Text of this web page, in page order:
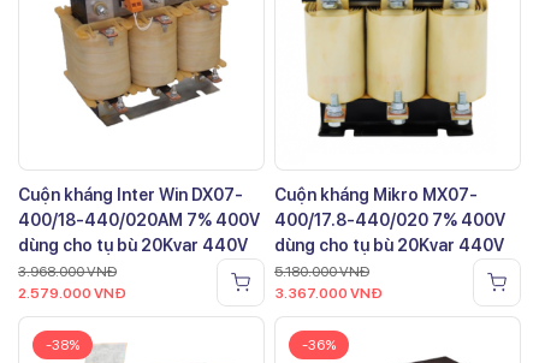
Cuộn kháng Inter Win DX07-
400/18-440/020AM 7% 400V
dùng cho tụ bù 20Kvar 440V
3.968.000VNĐ
2.579.000 VNĐ
Cuộn kháng Mikro MX07-
400/17.8-440/020 7% 400V
dùng cho tụ bù 20Kvar 440V
5.180.000VNĐ
3.367.000 VNĐ
-38% -36%